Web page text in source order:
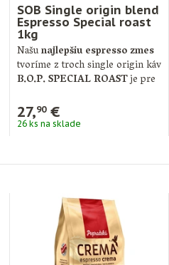
SOB Single origin blend
Espresso Special roast
1kg
Našunajlepšiu espresso zmes
tvoríme z troch single origin káv
B.O.P. SPECIAL ROASTje pre
27,90€
26 ks na sklade